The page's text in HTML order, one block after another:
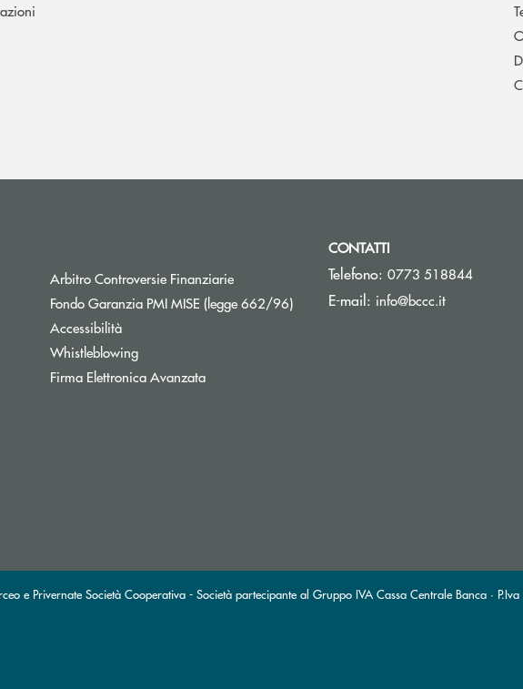
Arbitro Controversie FinanziarieApre una nuova finestra
Fondo Garanzia PMI MISE (legge 662/96)Apre una nuova finestra
Accessibilità
Whistleblowing
Firma Elettronica Avanzata
CONTATTI
Telefono: 0773 518844
E-mail: info@bccc.it(si apre
e Privernate Società Cooperativa - Società partecipante al Gruppo IVA Cassa Centrale Banca · P.Iva